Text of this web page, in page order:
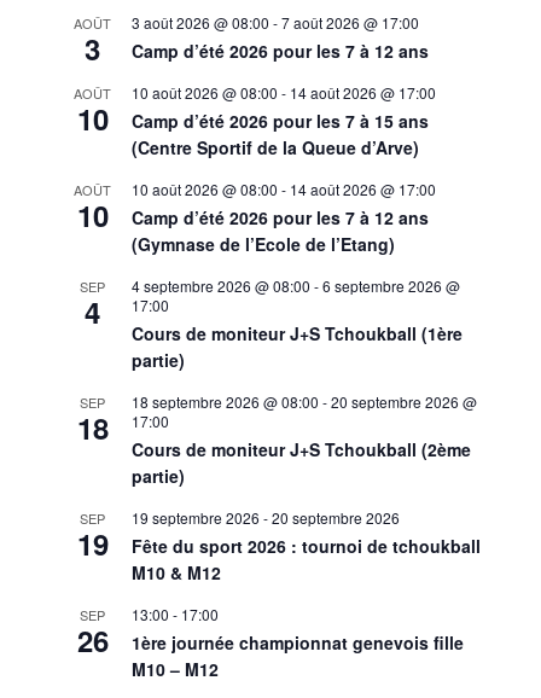
AOÛT
3
3 août 2026 @ 08:00 -7 août 2026 @ 17:00
Camp d’été 2026 pour les 7 à 12 ans
AOÛT
10
10 août 2026 @ 08:00 - 14 août 2026 @ 17:00
Camp d’été 2026 pour les 7 à 15 ans
(Centre Sportif de la Queue d’Arve)
AOÛT
10
10 août 2026 @ 08:00 - 14 août 2026 @ 17:00
Camp d’été 2026 pour les 7 à 12 ans
(Gymnase de l’Ecole de l’Etang)
SEP
4
4 septembre 2026 @ 08:00 -6 septembre 2026 @
17:00
Cours de moniteur J+S Tchoukball (1ère
partie)
SEP
18
18 septembre 2026 @ 08:00 -20 septembre 2026 @
17:00
Cours de moniteur J+S Tchoukball (2ème
partie)
SEP
19
19 septembre 2026 -20 septembre 2026
Fête du sport 2026 : tournoi de tchoukball
M10 & M12
SEP
26
13:00 - 17:00
1ère journée championnat genevois fille
M10 – M12